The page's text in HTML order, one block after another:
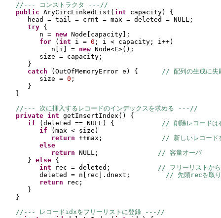
//--- コンストラクタ ---//
public AryCircLinkedList ( int capacity) {
head = tail = crnt = max = deleted = NULL;
try {
n = new Node capacity
;
for
( int i = 0 ; i < capacity; i++)
n
i = new Node<E>() ;
size = capacity;
}
catch
( OutOfMemoryError e ) {
// 配列の生成に失
size = 0 ;
}
}
//--- 次に挿入するレコードのインデックスを求める ---//
private int getInsertIndex () {
if
( deleted == NULL ) {
// 削除レコードは
if
( max < size )
return ++max;
// 新しいレコード
else
return NULL;
// 容量オーバ
} else {
int
rec = deleted;
// フリーリストから
deleted = n
rec .dnext;
// 先頭recを取
return
rec;
}
}
//--- レコードidxをフリーリストに登録 ---//